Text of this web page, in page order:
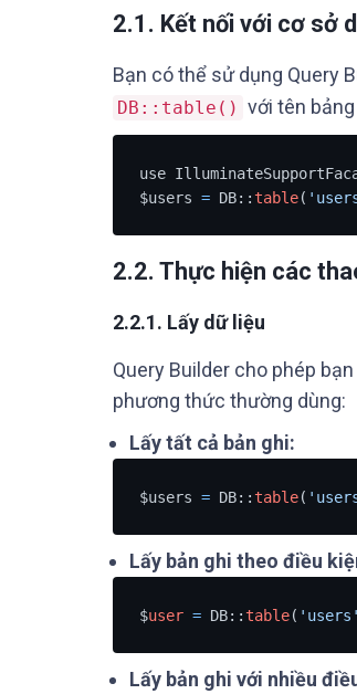
2.1. Kết nối với cơ sở
Bạn có thể sử dụng Query
DB::table() với tên
use
$users = DB::table(
2.2. Thực hiện các
2.2.1. Lấy dữ liệu
Query Builder cho phép
phương thức thường dùng:
Lấy tất cả bản ghi:
$users = DB::table(
Lấy bản ghi theo điều
$user = DB::table( 'users'
Lấy bản ghi với nhiều